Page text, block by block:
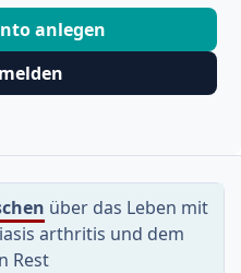
anlegen
über das Leben mit
arthritis und dem
Rest